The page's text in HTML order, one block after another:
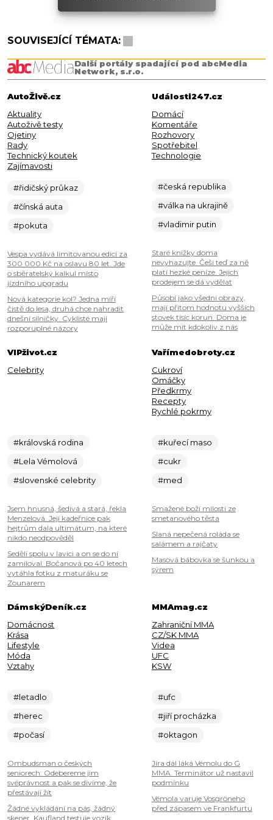
SOUVISEJÍCÍ TÉMATA:
Další portály spadající pod abcMedia
Network, s.r.o.
AutoŽivě.cz
Aktuality
Autoživě testy
Ojetiny
Rady
Technický koutek
Zajímavosti
#řidičský průkaz
#čínská auta
#pokuta
Vespa vydává limitovanou edici za
300 000 Kč na oslavu 80 let. Jde
o sběratelský kalkul místo
jízdního upgradu
Nová kategorie kol? Jedna míří
čistě do lesa, druhá chce nahradit
dnešní silničky. Cyklisté mají
rozporuplné názory
Události247.cz
Domácí
Komentáře
Rozhovory
Spotřebitel
Technologie
#česká republika
#válka na ukrajině
#vladimir putin
Staré knížky doma
nevyhazujte. Češi teď za ně
platí hezké peníze. Jejich
prodejem se dá vydělat
Působí jako všední obrazy,
mají přitom hodnotu vyšších
stovek tisíc korun. Doma je
může mít kdokoliv z nás
VIPživot.cz
Celebrity
#královská rodina
#Lela Vémolová
#slovenské celebrity
Jsem hnusná, šedivá a stará, řekla
Menzelová. Její kadeřnice pak
hejtrům dala ultimátum, na které
nikdo neodpověděl
Seděli spolu v lavici a on se do ní
zamiloval. Bočanová po 40 letech
vytáhla fotku z maturáku se
Zounarem
Vařímedobroty.cz
Cukroví
Omáčky
Předkrmy
Recepty
Rychlé pokrmy
#kuřecí maso
#cukr
#med
Smažené boží milosti ze
smetanového těsta
Slaná nepečená roláda se
salámem a rajčaty
Masová bábovka se šunkou a
sýrem
DámskýDeník.cz
Domácnost
Krása
Lifestyle
Móda
Vztahy
#letadlo
#herec
#počasí
Ombudsman o českých
seniorech: Odebereme jim
svéprávnost a pak se divíme, že
přestávají žít
Žádné vykládání na pás, žádný
skener. Kaufland testuje vozík,
MMAmag.cz
Zahraniční MMA
CZ/SK MMA
Videa
UFC
KSW
#ufc
#jiří procházka
#oktagon
Jíra dál láká Vémolu do G
MMA. Terminátor už nastavil
podmínku
Vémola varuje Vosgröneho
před zápasem ve Frankfurtu